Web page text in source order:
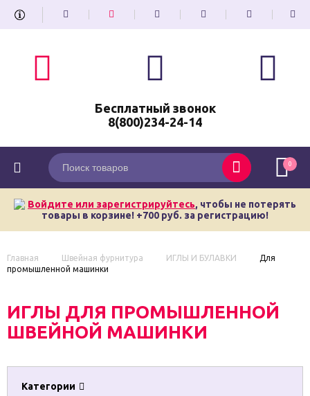
Бесплатный звонок
8(800)234-24-14
0
Войдите или зарегистрируйтесь, чтобы не потерять
товары в корзине! +700 руб. за регистрацию!
Главная Швейная фурнитура ИГЛЫ И БУЛАВКИ
Для
промышленной машинки
ИГЛЫ ДЛЯ ПРОМЫШЛЕННОЙ
ШВЕЙНОЙ МАШИНКИ
Категории